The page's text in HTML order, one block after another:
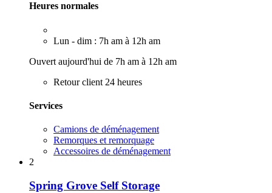
Heures normales
Lun - dim : 7h am à 12h am
Ouvert aujourd'hui de 7h am à 12h am
Retour client 24 heures
Services
Camions de déménagement
Remorques et remorquage
Accessoires de déménagement
2
Spring Grove Self Storage